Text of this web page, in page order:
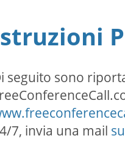
seguito sono
7, invia una mail